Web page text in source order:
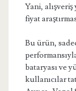
Yani,
fiyat
Bu ürün,
bataryası ve
kullanıcılar